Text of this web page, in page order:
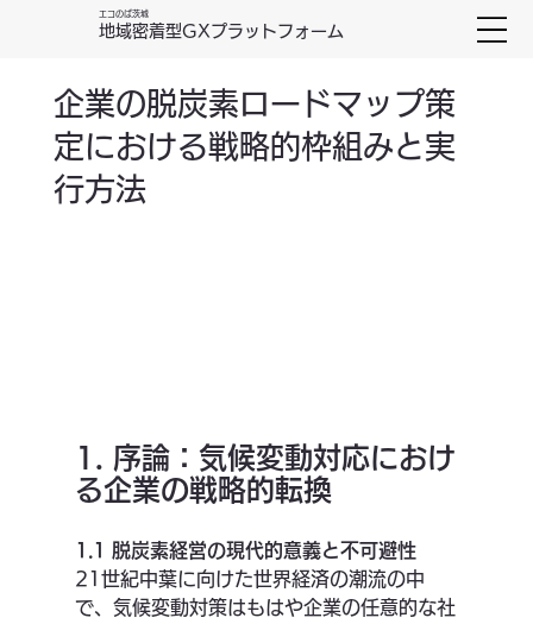
エコのば茨城
地域密着型GXプラットフォーム
企業の脱炭素ロードマップ策
定における戦略的枠組みと実
行方法
1. 序論：気候変動対応におけ
る企業の戦略的転換
1.1 脱炭素経営の現代的意義と不可避性
21世紀中葉に向けた世界経済の潮流の中
で、気候変動対策はもはや企業の任意的な社